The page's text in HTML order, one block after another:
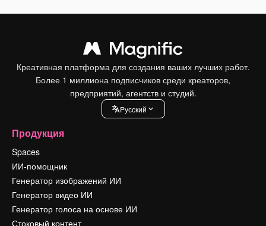
Креативная платформа для создания ваших лучших работ.
Более 1 миллиона подписчиков среди креаторов,
предприятий, агентств и студий.
Pусский
Продукция
Spaces
ИИ-помощник
Генератор изображений ИИ
Генератор видео ИИ
Генератор голоса на основе ИИ
Стоковый контент